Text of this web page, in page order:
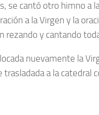
se cantó otro himno a
a la Virgen y la
rezando y cantando
nuevamente la
trasladada a la